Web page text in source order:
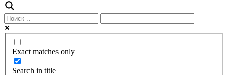
Exact matches only
Search in title